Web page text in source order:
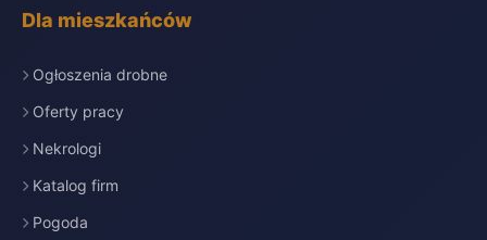
Dla mieszkańców
Ogłoszenia drobne
Oferty pracy
Nekrologi
Katalog firm
Pogoda